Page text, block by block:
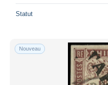
Statut
Nouveau